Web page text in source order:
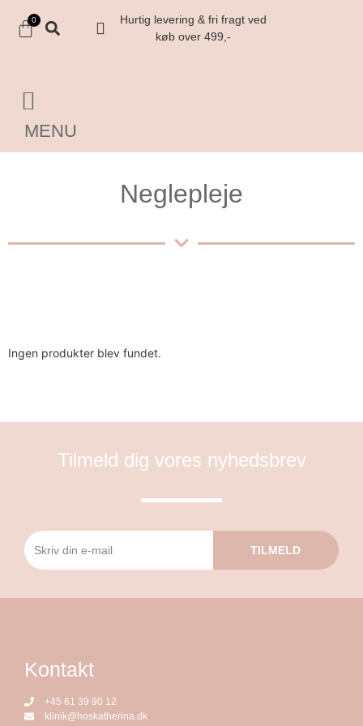
MENU
Hurtig levering & fri fragt ved
køb over 499,-
0
Neglepleje
Ingen produkter blev fundet.
Tilmeld dig vores nyhedsbrev
TILMELD
Kontakt
+45 61 39 90 12
klinik@hoskatherina.dk